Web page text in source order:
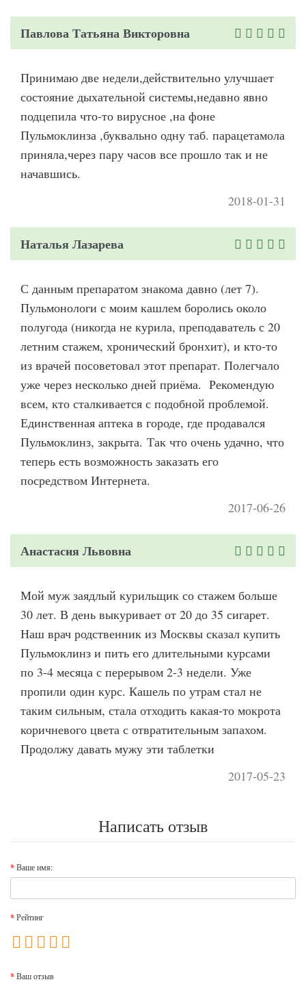
Павлова Татьяна Викторовна
Принимаю две недели,действительно улучшает
состояние дыхательной системы,недавно явно
подцепила что-то вирусное ,на фоне
Пульмоклинза ,буквально одну таб. парацетамола
приняла,через пару часов все прошло так и не
начавшись.
2018-01-31
Наталья Лазарева
С данным препаратом знакома давно (лет 7).
Пульмонологи с моим кашлем боролись около
полугода (никогда не курила, преподаватель с 20
летним стажем, хронический бронхит), и кто-то
из врачей посоветовал этот препарат. Полегчало
уже через несколько дней приёма. Рекомендую
всем, кто сталкивается с подобной проблемой.
Единственная аптека в городе, где продавался
Пульмоклинз, закрыта. Так что очень удачно, что
теперь есть возможность заказать его
посредством Интернета.
2017-06-26
Анастасия Львовна
Мой муж заядлый курильщик со стажем больше
30 лет. В день выкуривает от 20 до 35 сигарет.
Наш врач родственник из Москвы сказал купить
Пульмоклинз и пить его длительными курсами
по 3-4 месяца с перерывом 2-3 недели. Уже
пропили один курс. Кашель по утрам стал не
таким сильным, стала отходить какая-то мокрота
коричневого цвета с отвратительным запахом.
Продолжу давать мужу эти таблетки
2017-05-23
Написать отзыв
Ваше имя:
Рейтинг
Ваш отзыв